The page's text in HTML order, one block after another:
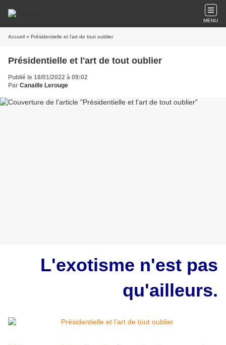
MENU
Accueil » Présidentielle et l'art de tout oublier
Présidentielle et l'art de tout oublier
Publié le 18/01/2022 à 09:02
Par Canaille Lerouge
L'exotisme n'est pas
qu'ailleurs.